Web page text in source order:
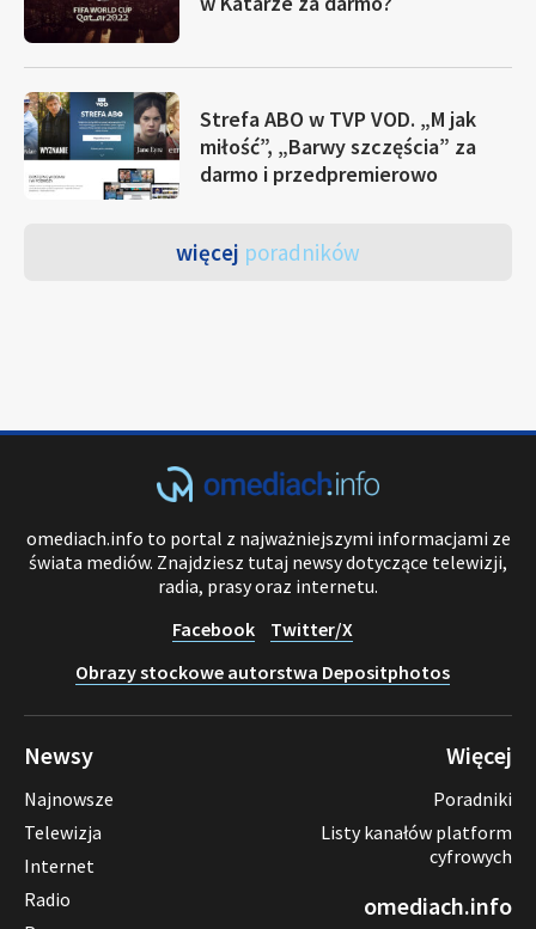
Strefa ABO w TVP VOD. „M jak
miłość”, „Barwy szczęścia” za
darmo i przedpremierowo
więcej poradników
omediach.info to portal z najważniejszymi informacjami ze
świata mediów. Znajdziesz tutaj newsy dotyczące telewizji,
radia, prasy oraz internetu.
Facebook
Twitter/X
Obrazy stockowe autorstwa Depositphotos
Newsy
Najnowsze
Telewizja
Internet
Radio
Więcej
Poradniki
Listy kanałów platform
cyfrowych
omediach.info